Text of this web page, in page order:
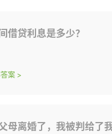
借贷利息是多少？
案 >
婚了，我被判给了我父亲。父母离婚时，离婚协议书说